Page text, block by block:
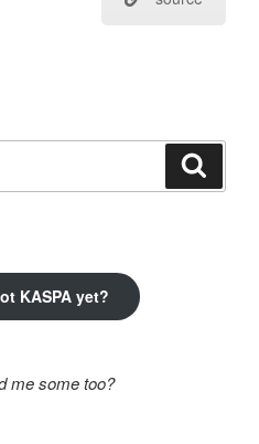
KASPA yet?
me some too?